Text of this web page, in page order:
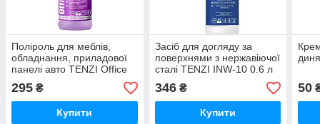
Поліроль для меблів,
обладнання, приладової
панелі авто TENZI Office
Clean GT 1 л.
295 ₴
Купити
Засіб для догляду за
поверхнями з нержавіючої
сталі TENZI INW-10 0.6 л
346₴
Купити
50